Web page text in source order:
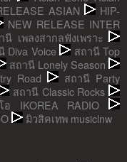
ASIAN
HIP-
NEW RELEASE INTER
นี เพลงสากลฟังเพราะ
Diva Voice
สถานี Top
สถานี Lonely Season
Road
สถานี Party
สถานี Classic Rocks
โอ IKOREA RADIO
มิวสิคเทพ musiclnw